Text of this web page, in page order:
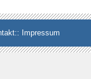
:: Impressum